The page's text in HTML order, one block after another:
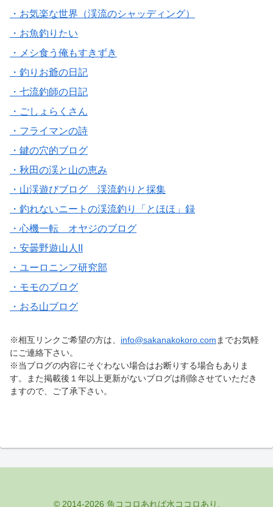
・お気楽な世界（渓流のシャッディング）
・お魚釣りたい
・メシ食う俺もすきずき
・釣りお爺の日記
・七流釣師の日記
・ごしょらくさん
・フライマンの詩
・鍵の穴的ブログ
・秋田の渓と山の恵み
・山渓遊びブログ 渓流釣りと採集
・釣れないニートの渓流釣り「とほほ」録
・心機一転 オヤジのブログ
・安曇野遊山人II
・ユーロニンフ研究部
・モモのブログ
・おる山ブログ
※相互リンクご希望の方は、 info@sakanakokoro.com までお気軽
にご連絡下さい。
※当ブログの内容にそぐわない場合はお断りする場合もありま
す。また掲載後１年以上更新がないブログは削除させていただき
ますので、ご了承下さい。
© 2014-2026 魚ココロあれば水ココロあり.